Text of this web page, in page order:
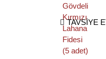
TAVSİYE